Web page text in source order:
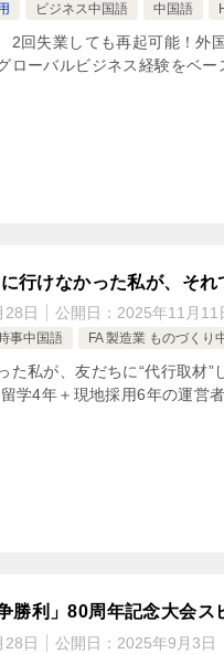
ビジネス中国語 中国語
2回失業しても再起可能！
ローバルビジネス経験をベ
行けなかった私が、そ
日 公開日： 2025年11月11
事中国語 FA 製造業 ものづくり
た私が、友だちに“代行取材
学4年＋現地採用6年の運営
勝利」80周年記念大会
日 公開日： 2025年9月3日